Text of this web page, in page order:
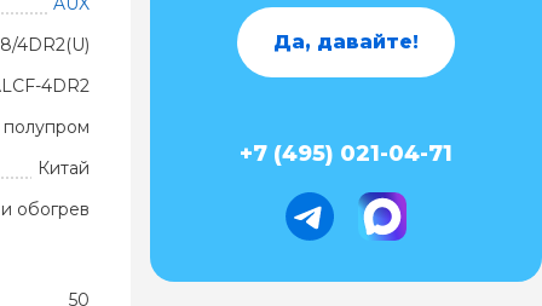
4DR2(U)
4DR2
Китай
обогрев
50
Да, давайте!
+7 (495) 021-04-71